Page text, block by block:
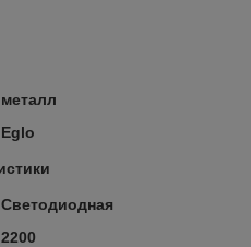
металл
Eglo
Светодиодная
2200